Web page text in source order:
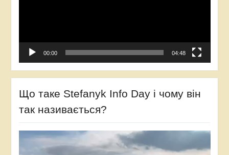
00:00 04:48
Що таке Stefanyk Info Day і чому він
так називається?
Відеопрогравач